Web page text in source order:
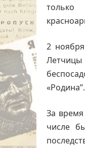
2
«Родина”.
За время
числе